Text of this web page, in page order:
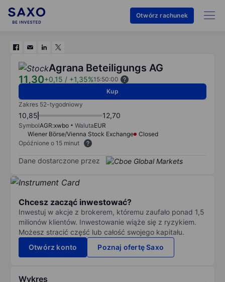
Otwórz rachunek
Agrana Beteiligungs AG
11,30+0,15 / +1,35%15:50:00
Kup
Zakres 52-tygodniowy
10,85 12,70
SymbolAGR:xwbo WalutaEUR
Wiener Börse/Vienna Stock Exchange
Closed
Opóźnione o 15 minut
Dane dostarczone przez
Chcesz zacząć inwestować?
Inwestuj w akcje z brokerem, któremu zaufało ponad 1,5
milionów klientów. Inwestowanie wiąże się z ryzykiem.
Możesz stracić część lub całość swojego kapitału.
Otwórz konto
Poznaj ofertę Saxo
Wykres